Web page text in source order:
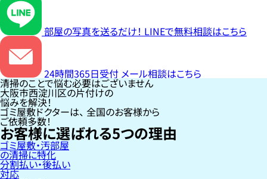
部屋の写真を送るだけ！ LINEで無料相談はこちら
24時間365日受付 メール相談はこちら
清掃のことで悩む必要はございません
大阪市西淀川区の片付けの
悩みを解決！
ゴミ屋敷ドクターは、 全国のお客様から
ご依頼多数！
お客様に選ばれる5つの理由
ゴミ屋敷・汚部屋
の清掃に特化
分割払い・後払い
対応